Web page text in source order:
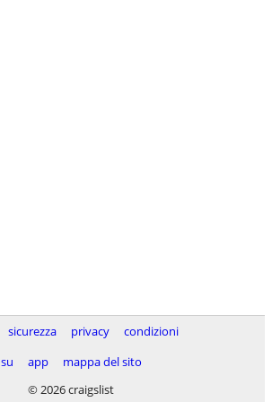
sicurezza privacy
condizioni
su
app
mappa del sito
© 2026 craigslist